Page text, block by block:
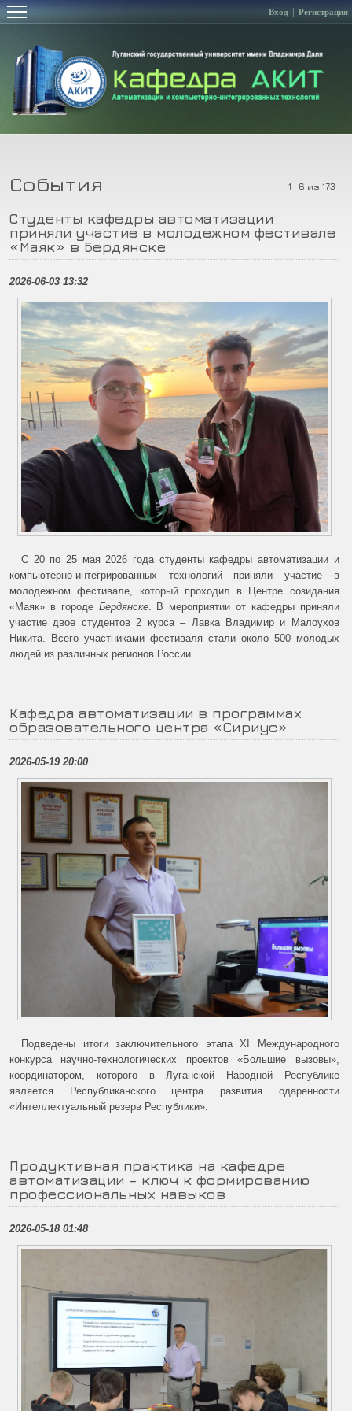
Вход Регистрация
События 1—6 из 173
Студенты кафедры автоматизации
приняли участие в молодежном фестивале
«Маяк» в Бердянске
2026-06-03 13:32
С 20 по 25 мая 2026 года студенты кафедры автоматизации и
компьютерно-интегрированных технологий приняли участие в
молодежном фестивале, который проходил в Центре созидания
«Маяк» в городе Бердянске. В мероприятии от кафедры приняли
участие двое студентов 2 курса – Лавка Владимир и Малоухов
Никита. Всего участниками фестиваля стали около 500 молодых
людей из различных регионов России.
Кафедра автоматизации в программах
образовательного центра «Сириус»
2026-05-19 20:00
Подведены итоги заключительного этапа XI Международного
конкурса научно-технологических проектов «Большие вызовы»,
координатором, которого в Луганской Народной Республике
является Республиканского центра развития одаренности
«Интеллектуальный резерв Республики».
Продуктивная практика на кафедре
автоматизации – ключ к формированию
профессиональных навыков
2026-05-18 01:48